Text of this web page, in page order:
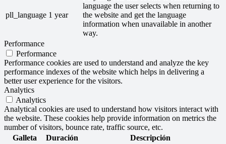
pll_language 1 year
language the user selects when returning to
the website and get the language
information when unavailable in another
way.
Performance
Performance
Performance cookies are used to understand and analyze the key
performance indexes of the website which helps in delivering a
better user experience for the visitors.
Analytics
Analytics
Analytical cookies are used to understand how visitors interact with
the website. These cookies help provide information on metrics the
number of visitors, bounce rate, traffic source, etc.
Galleta
Duración Descripción